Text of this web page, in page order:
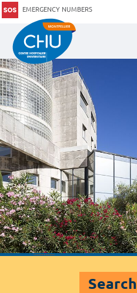
EMERGENCY NUMBERS
Search